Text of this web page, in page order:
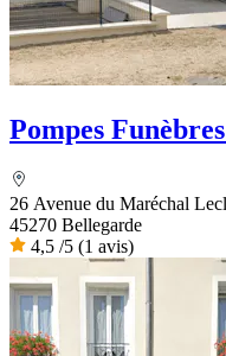
Pompes
26 Avenue du Maréchal
45270 Bellegarde
4,5 /5 (1 avis)